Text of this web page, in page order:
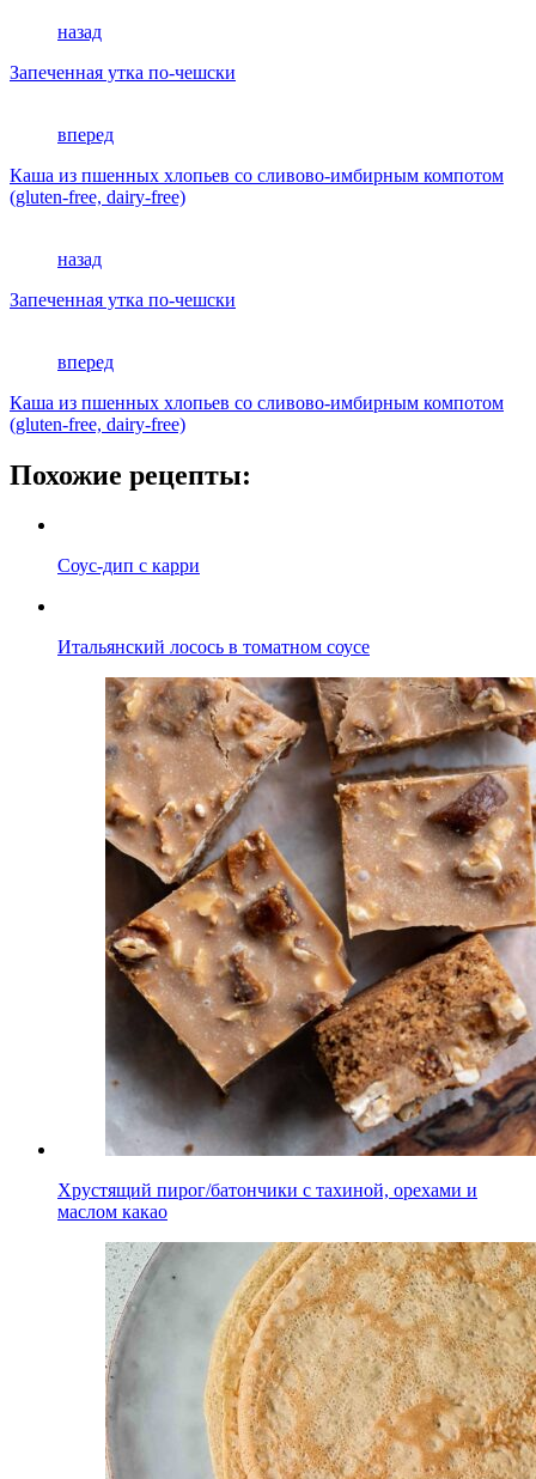
назад
Запеченная утка по-чешски
вперед
Каша из пшенных хлопьев со сливово-имбирным компотом
(gluten-free, dairy-free)
назад
Запеченная утка по-чешски
вперед
Каша из пшенных хлопьев со сливово-имбирным компотом
(gluten-free, dairy-free)
Похожие рецепты:
Соус-дип с карри
Итальянский лосось в томатном соусе
Хрустящий пирог/батончики с тахиной, орехами и
маслом какао